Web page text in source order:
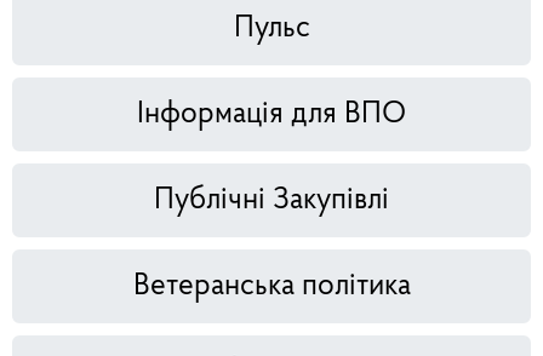
Пульс
Інформація для ВПО
Публічні Закупівлі
Ветеранська політика